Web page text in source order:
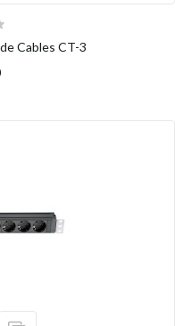
Cables CT-3